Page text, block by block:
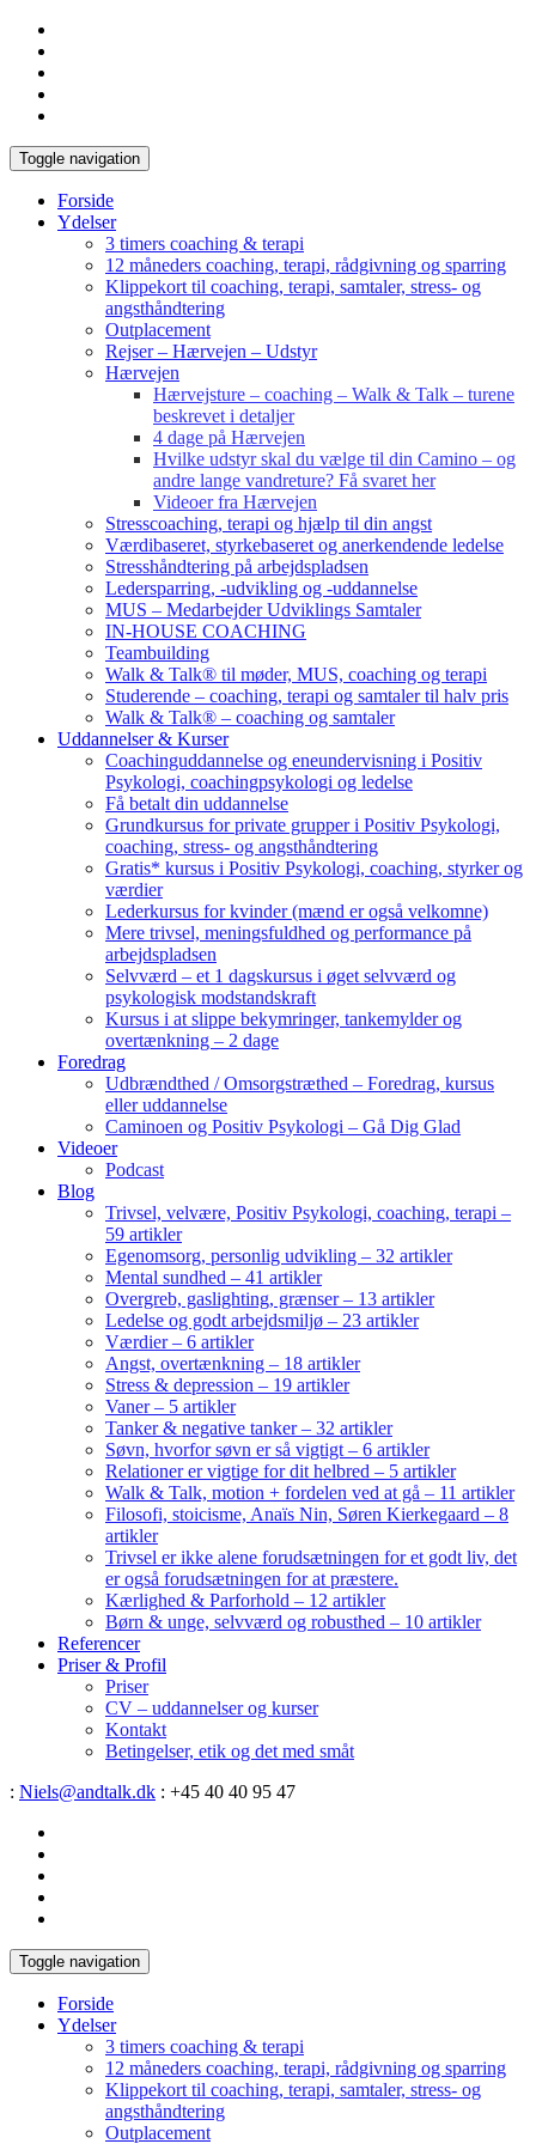
Toggle navigation
Forside
Ydelser
3 timers coaching & terapi
12 måneders coaching, terapi, rådgivning og sparring
Klippekort til coaching, terapi, samtaler, stress- og
angsthåndtering
Outplacement
Rejser – Hærvejen – Udstyr
Hærvejen
Hærvejsture – coaching – Walk & Talk – turene
beskrevet i detaljer
4 dage på Hærvejen
Hvilke udstyr skal du vælge til din Camino – og
andre lange vandreture? Få svaret her
Videoer fra Hærvejen
Stresscoaching, terapi og hjælp til din angst
Værdibaseret, styrkebaseret og anerkendende ledelse
Stresshåndtering på arbejdspladsen
Ledersparring, -udvikling og -uddannelse
MUS – Medarbejder Udviklings Samtaler
IN-HOUSE COACHING
Teambuilding
Walk & Talk® til møder, MUS, coaching og terapi
Studerende – coaching, terapi og samtaler til halv pris
Walk & Talk® – coaching og samtaler
Uddannelser & Kurser
Coachinguddannelse og eneundervisning i Positiv
Psykologi, coachingpsykologi og ledelse
Få betalt din uddannelse
Grundkursus for private grupper i Positiv Psykologi,
coaching, stress- og angsthåndtering
Gratis* kursus i Positiv Psykologi, coaching, styrker og
værdier
Lederkursus for kvinder (mænd er også velkomne)
Mere trivsel, meningsfuldhed og performance på
arbejdspladsen
Selvværd – et 1 dagskursus i øget selvværd og
psykologisk modstandskraft
Kursus i at slippe bekymringer, tankemylder og
overtænkning – 2 dage
Foredrag
Udbrændthed / Omsorgstræthed – Foredrag, kursus
eller uddannelse
Caminoen og Positiv Psykologi – Gå Dig Glad
Videoer
Podcast
Blog
Trivsel, velvære, Positiv Psykologi, coaching, terapi –
59 artikler
Egenomsorg, personlig udvikling – 32 artikler
Mental sundhed – 41 artikler
Overgreb, gaslighting, grænser – 13 artikler
Ledelse og godt arbejdsmiljø – 23 artikler
Værdier – 6 artikler
Angst, overtænkning – 18 artikler
Stress & depression – 19 artikler
Vaner – 5 artikler
Tanker & negative tanker – 32 artikler
Søvn, hvorfor søvn er så vigtigt – 6 artikler
Relationer er vigtige for dit helbred – 5 artikler
Walk & Talk, motion + fordelen ved at gå – 11 artikler
Filosofi, stoicisme, Anaïs Nin, Søren Kierkegaard – 8
artikler
Trivsel er ikke alene forudsætningen for et godt liv, det
er også forudsætningen for at præstere.
Kærlighed & Parforhold – 12 artikler
Børn & unge, selvværd og robusthed – 10 artikler
Referencer
Priser & Profil
Priser
CV – uddannelser og kurser
Kontakt
Betingelser, etik og det med småt
: Niels@andtalk.dk : +45 40 40 95 47
Toggle navigation
Forside
Ydelser
3 timers coaching & terapi
12 måneders coaching, terapi, rådgivning og sparring
Klippekort til coaching, terapi, samtaler, stress- og
angsthåndtering
Outplacement